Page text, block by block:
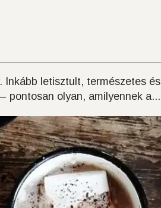
Inkább letisztult, természetes és
pontosan olyan, amilyennek a...